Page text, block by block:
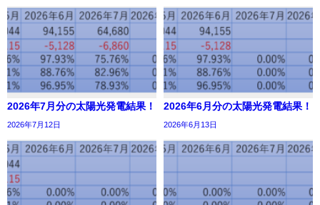
2026年7月分の太陽光発電結果！
2026年7月12日
2026年6月分の太陽光発電結果！
2026年6月13日